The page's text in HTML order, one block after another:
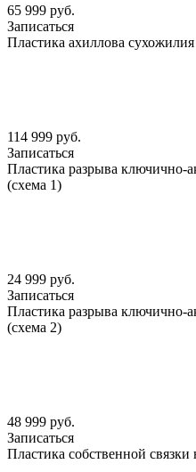
65 999 руб.
Записаться
Пластика ахиллова
114 999 руб.
Записаться
Пластика разрыва ключично-
(схема 1)
24 999 руб.
Записаться
Пластика разрыва ключично-
(схема 2)
48 999 руб.
Записаться
Пластика собственной связки